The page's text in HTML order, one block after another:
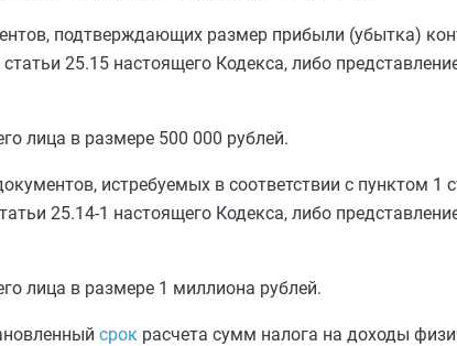
подтверждающих размер прибыли (убытка)
25.15 настоящего Кодекса, либо
лица в размере 500 000 рублей.
истребуемых в соответствии с пунктом 1
25.14-1 настоящего Кодекса, либо
лица в размере 1 миллиона рублей.
срок расчета сумм налога на доходы